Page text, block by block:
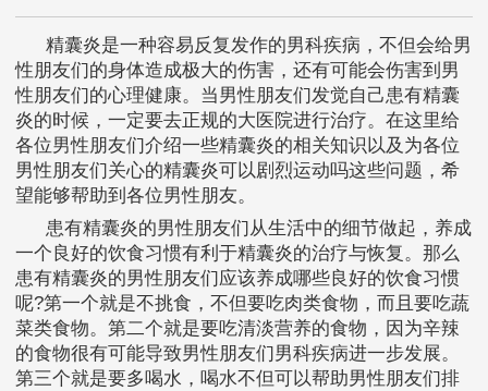
精囊炎是一种容易反复发作的男科疾病，不但会给男
性朋友们的身体造成极大的伤害，还有可能会伤害到男
性朋友们的心理健康。当男性朋友们发觉自己患有精囊
炎的时候，一定要去正规的大医院进行治疗。在这里给
各位男性朋友们介绍一些精囊炎的相关知识以及为各位
男性朋友们关心的精囊炎可以剧烈运动吗这些问题，希
望能够帮助到各位男性朋友。
患有精囊炎的男性朋友们从生活中的细节做起，养成
一个良好的饮食习惯有利于精囊炎的治疗与恢复。那么
患有精囊炎的男性朋友们应该养成哪些良好的饮食习惯
呢?第一个就是不挑食，不但要吃肉类食物，而且要吃蔬
菜类食物。第二个就是要吃清淡营养的食物，因为辛辣
的食物很有可能导致男性朋友们男科疾病进一步发展。
第三个就是要多喝水，喝水不但可以帮助男性朋友们排